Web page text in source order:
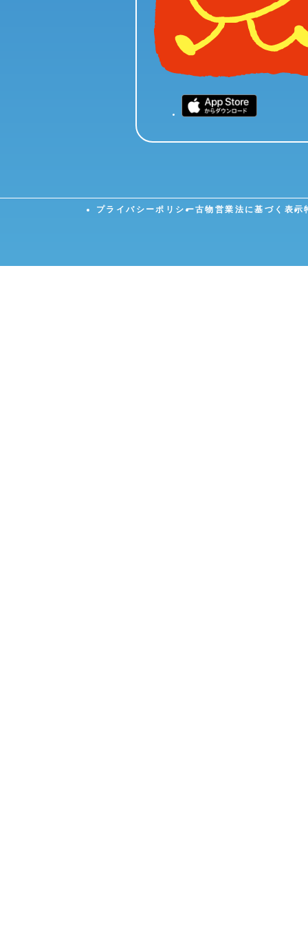
プライバシーポリシー古物営業法に基づく表示